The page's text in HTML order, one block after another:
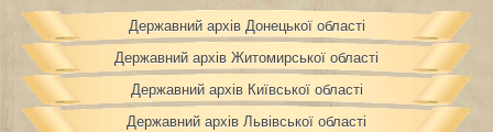
Державний архів Донецької області
Державний архів Житомирської області
Державний архів Київської області
Державний архів Львівської області